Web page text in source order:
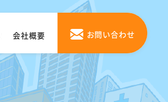
会社概要 お問い合わせ